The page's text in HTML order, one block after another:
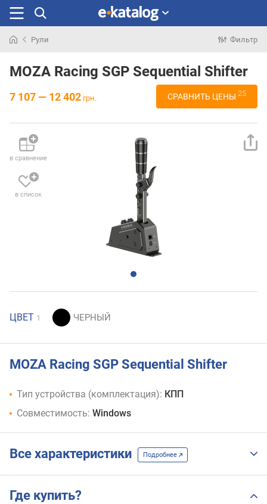
раньше
Рули Фильтр
MOZA Racing SGP Sequential Shifter
7 107 — 12 402 грн. СРАВНИТЬ ЦЕНЫ 25
в сравнение
в список
ЦВЕТ 1
MOZA Racing SGP Sequential Shifter
Тип устройства (комплектация): КПП
Совместимость: Windows
Все характеристики Подробнее
Где купить?